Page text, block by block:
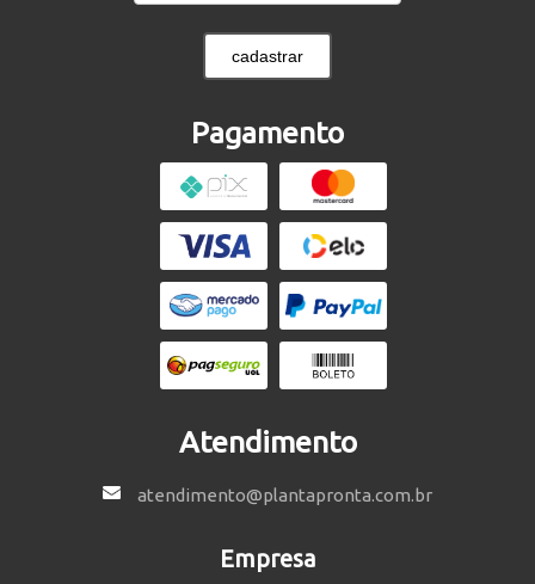
cadastrar
Pagamento
Atendimento
atendimento@plantapronta.com.br
Empresa